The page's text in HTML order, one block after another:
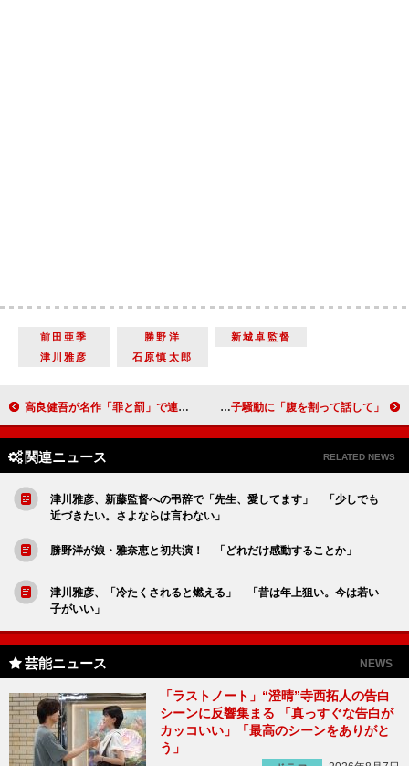
前田亜季 勝野洋
新城卓監督
津川雅彦
石原慎太郎
高良健吾が名作「罪と罰」で連ドラ初主演 「ぬるくない太いドラマになっています」 杉本彩、へそ出し衣装で「おなかは美の象徴」 小林幸子騒動に「腹を割って話して」
関連ニュース RELATED NEWS
津川雅彦、新藤監督への弔辞で「先生、愛してます」 「少しでも
近づきたい。さよならは言わない」
勝野洋が娘・雅奈恵と初共演！ 「どれだけ感動することか」
津川雅彦、「冷たくされると燃える」 「昔は年上狙い。今は若い
子がいい」
芸能ニュース NEWS
「ラストノート」“澄晴”寺西拓人の告白
シーンに反響集まる 「真っすぐな告白が
カッコいい」「最高のシーンをありがと
う」